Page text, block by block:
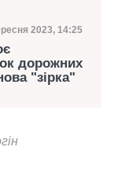
публікації
2023, 14:25
дорожних
"зірка"